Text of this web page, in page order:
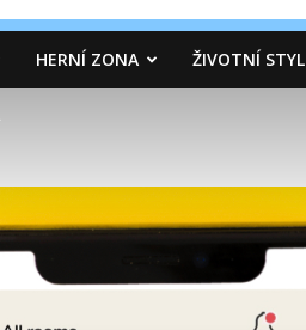
HERNÍ ZONA ŽIVOTNÍ STYL